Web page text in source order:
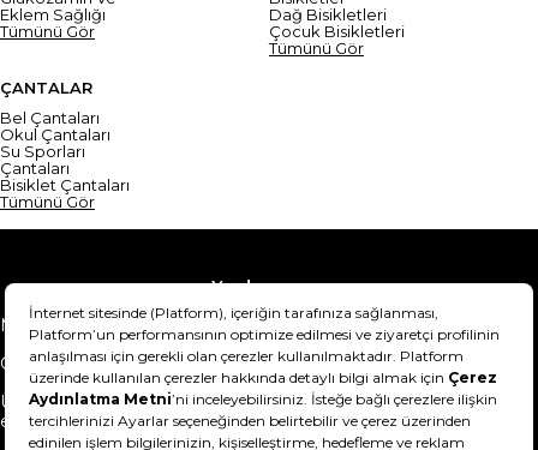
Eklem Sağlığı
Tümünü Gör
Dağ Bisikletleri
Çocuk Bisikletleri
Tümünü Gör
ÇANTALAR
Bel Çantaları
Okul Çantaları
Su Sporları
Çantaları
Bisiklet Çantaları
Tümünü Gör
Yardım
Mesafeli Satış Sözleşmesi
Teslimat Bilgisi
Gizlilik Sözleşmesi
Şartlar & Koşullar
Ürünümü nasıl iade
edebilirim?
Hakkımızda